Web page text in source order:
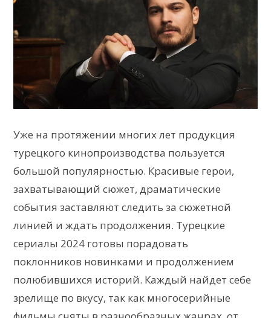
Уже на протяжении многих лет продукция
турецкого кинопроизводства пользуется
большой популярностью. Красивые герои,
захватывающий сюжет, драматические
события заставляют следить за сюжетной
линией и ждать продолжения. Турецкие
сериалы 2024 готовы порадовать
поклонников новинками и продолжением
полюбившихся историй. Каждый найдет себе
зрелище по вкусу, так как многосерийные